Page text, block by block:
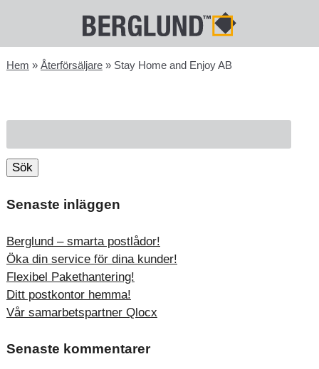
Hem » Återförsäljare» Stay Home and Enjoy AB
efter:
Sök
Senaste inläggen
Berglund – smarta postlådor!
Öka din service för dina kunder!
Flexibel Pakethantering!
Ditt postkontor hemma!
Vår samarbetspartner Qlocx
Senaste kommentarer